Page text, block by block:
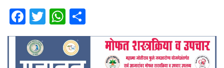
Fa
ce
b
T
wi
W
h
at
ar